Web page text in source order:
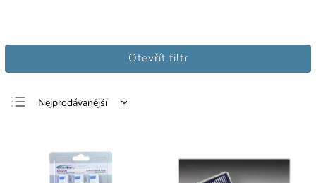
Otevřít filtr
Nejprodávanější
Abecedně